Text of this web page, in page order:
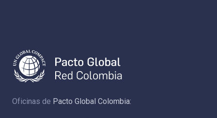
Oficinas de Pacto Global Colombia: